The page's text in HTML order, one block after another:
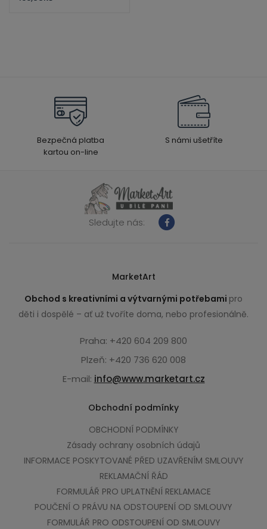
24×32 Mokrá Akvarel
Bezpečná platba
kartou on-line
S námi ušetříte
Sledujte nás:
MarketArt
Obchod s kreativními a výtvarnými potřebami pro
děti i dospělé – ať už tvoříte doma, nebo profesionálně.
Praha: +420 604 209 800
Plzeň: +420 736 620 008
E-mail: info@www.marketart.cz
Obchodní podmínky
OBCHODNÍ PODMÍNKY
Zásady ochrany osobních údajů
INFORMACE POSKYTOVANÉ PŘED UZAVŘENÍM SMLOUVY
REKLAMAČNÍ ŘÁD
FORMULÁŘ PRO UPLATNĚNÍ REKLAMACE
POUČENÍ O PRÁVU NA ODSTOUPENÍ OD SMLOUVY
FORMULÁŘ PRO ODSTOUPENÍ OD SMLOUVY